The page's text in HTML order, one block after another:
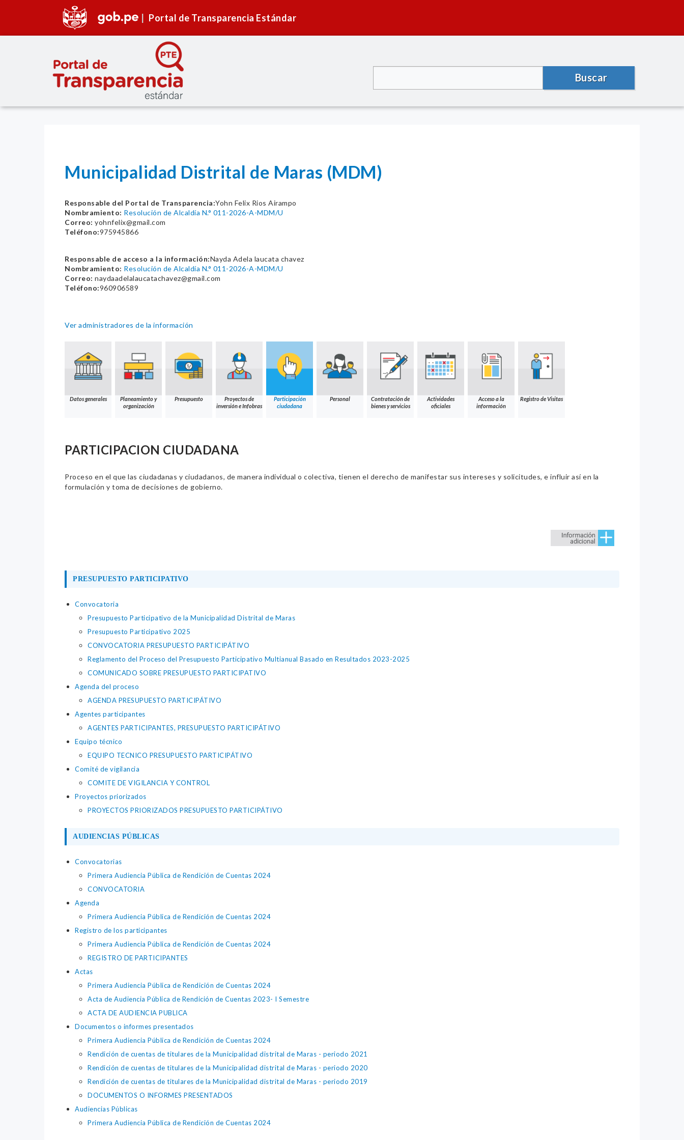
Portal de Transparencia Estándar
Buscar
Municipalidad Distrital de Maras (MDM)
Responsable del Portal de Transparencia:Yohn Felix Rios Airampo
Nombramiento: Resolución de Alcaldía N.° 011-2026-A-MDM/U
Correo: yohnfelix@gmail.com
Teléfono:975945866
Responsable de acceso a la información:Nayda Adela laucata chavez
Nombramiento: Resolución de Alcaldía N.° 011-2026-A-MDM/U
Correo: naydaadelalaucatachavez@gmail.com
Teléfono:960906589
Ver administradores de la información
Datos generales
Planeamiento y
organización
Presupuesto
Proyectos de
inversión e Infobras
Participación
ciudadana
Personal
Contratación de
bienes y servicios
Actividades
oficiales
Acceso a la
información
Registro de Visitas
PARTICIPACION CIUDADANA
Proceso en el que las ciudadanas y ciudadanos, de manera individual o colectiva, tienen el derecho de manifestar sus intereses y solicitudes, e influir así en la
formulación y toma de decisiones de gobierno.
PRESUPUESTO PARTICIPATIVO
Convocatoria
Presupuesto Participativo de la Municipalidad Distrital de Maras
Presupuesto Participativo 2025
CONVOCATORIA PRESUPUESTO PARTICIPÁTIVO
Reglamento del Proceso del Presupuesto Participativo Multianual Basado en Resultados 2023-2025
COMUNICADO SOBRE PRESUPUESTO PARTICIPATIVO
Agenda del proceso
AGENDA PRESUPUESTO PARTICIPÁTIVO
Agentes participantes
AGENTES PARTICIPANTES, PRESUPUESTO PARTICIPÁTIVO
Equipo técnico
EQUIPO TECNICO PRESUPUESTO PARTICIPÁTIVO
Comité de vigilancia
COMITE DE VIGILANCIA Y CONTROL
Proyectos priorizados
PROYECTOS PRIORIZADOS PRESUPUESTO PARTICIPÁTIVO
AUDIENCIAS PÚBLICAS
Convocatorias
Primera Audiencia Pública de Rendición de Cuentas 2024
CONVOCATORIA
Agenda
Primera Audiencia Pública de Rendición de Cuentas 2024
Registro de los participantes
Primera Audiencia Pública de Rendición de Cuentas 2024
REGISTRO DE PARTICIPANTES
Actas
Primera Audiencia Pública de Rendición de Cuentas 2024
Acta de Audiencia Pública de Rendición de Cuentas 2023- I Semestre
ACTA DE AUDIENCIA PUBLICA
Documentos o informes presentados
Primera Audiencia Pública de Rendición de Cuentas 2024
Rendición de cuentas de titulares de la Municipalidad distrital de Maras - periodo 2021
Rendición de cuentas de titulares de la Municipalidad distrital de Maras - periodo 2020
Rendición de cuentas de titulares de la Municipalidad distrital de Maras - periodo 2019
DOCUMENTOS O INFORMES PRESENTADOS
Audiencias Públicas
Primera Audiencia Pública de Rendición de Cuentas 2024